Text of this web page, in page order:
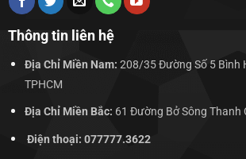
Thông tin liên hệ
Địa Chỉ Miền Nam: 208/35 Đường Số 5 Bình
TPHCM
Địa Chỉ Miền Bắc: 61 Đường Bở Sông Thanh
Điện thoại: 077777.3622